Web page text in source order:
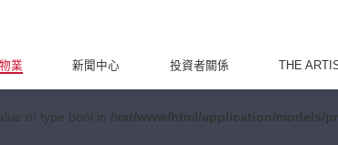
of type bool in /var/www/html/application/models/
業 新聞中心 投資者關係 THE